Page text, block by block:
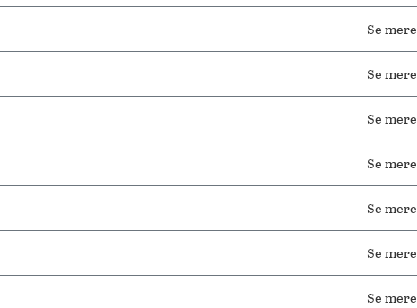
Se mere
Se mere
Se mere
Se mere
Se mere
Se mere
Se mere